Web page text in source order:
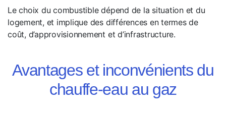
Le choix du combustible dépend de la situation et du
logement, et implique des différences en termes de
coût, d’approvisionnement et d’infrastructure.
Avantages et inconvénients du
chauffe-eau au gaz